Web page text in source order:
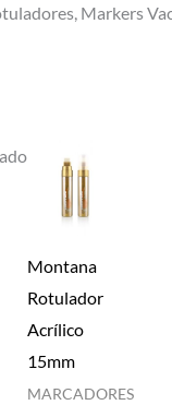
Markers
Montana
Rotulador
Acrílico
15mm
MARCADORES